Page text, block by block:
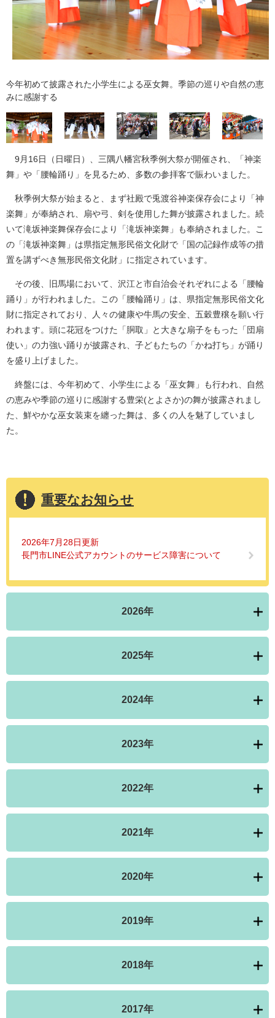
今年初めて披露された小学生による巫女舞。季節の巡りや自然の恵
みに感謝する
9月16日（日曜日）、三隅八幡宮秋季例大祭が開催され、「神楽
舞」や「腰輪踊り」を見るため、多数の参拝客で賑わいました。
秋季例大祭が始まると、まず社殿で兎渡谷神楽保存会により「神
楽舞」が奉納され、扇や弓、剣を使用した舞が披露されました。続
いて滝坂神楽舞保存会により「滝坂神楽舞」も奉納されました。こ
の「滝坂神楽舞」は県指定無形民俗文化財で「国の記録作成等の措
置を講ずべき無形民俗文化財」に指定されています。
その後、旧馬場において、沢江と市自治会それぞれによる「腰輪
踊り」が行われました。この「腰輪踊り」は、県指定無形民俗文化
財に指定されており、人々の健康や牛馬の安全、五穀豊穣を願い行
われます。頭に花冠をつけた「胴取」と大きな扇子をもった「団扇
使い」の力強い踊りが披露され、子どもたちの「かね打ち」が踊り
を盛り上げました。
終盤には、今年初めて、小学生による「巫女舞」も行われ、自然
の恵みや季節の巡りに感謝する豊栄(とよさか)の舞が披露されまし
た、鮮やかな巫女装束を纏った舞は、多くの人を魅了していまし
た。
重要なお知らせ
2026年7月28日更新
長門市LINE公式アカウントのサービス障害について
2026年
2025年
2024年
2023年
2022年
2021年
2020年
2019年
2018年
2017年